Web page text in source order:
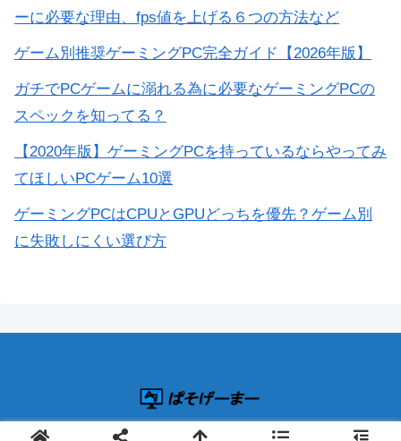
ーに必要な理由、fps値を上げる６つの方法など
ゲーム別推奨ゲーミングPC完全ガイド【2026年版】
ガチでPCゲームに溺れる為に必要なゲーミングPCの
スペックを知ってる？
【2020年版】ゲーミングPCを持っているならやってみ
てほしいPCゲーム10選
ゲーミングPCはCPUとGPUどっちを優先？ゲーム別
に失敗しにくい選び方